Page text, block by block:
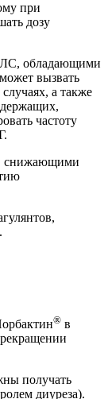
при
дозу
ЛС, обладающими
вызвать
а также
частоту
снижающими
® в
получать
диуреза).